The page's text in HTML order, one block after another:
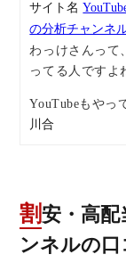
サイト名
の分析チャンネル
わっけさんって
ってる人ですよ
YouTubeもやっ
川合
割安・高配当・株主優待銘柄の分析チャ
ンネルの